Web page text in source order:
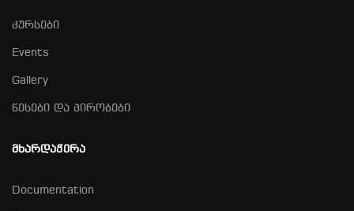
კურსები
Events
Gallery
წესები და პირობები
ᲛᲮᲐᲠᲓᲐᲭᲔᲠᲐ
Documentation